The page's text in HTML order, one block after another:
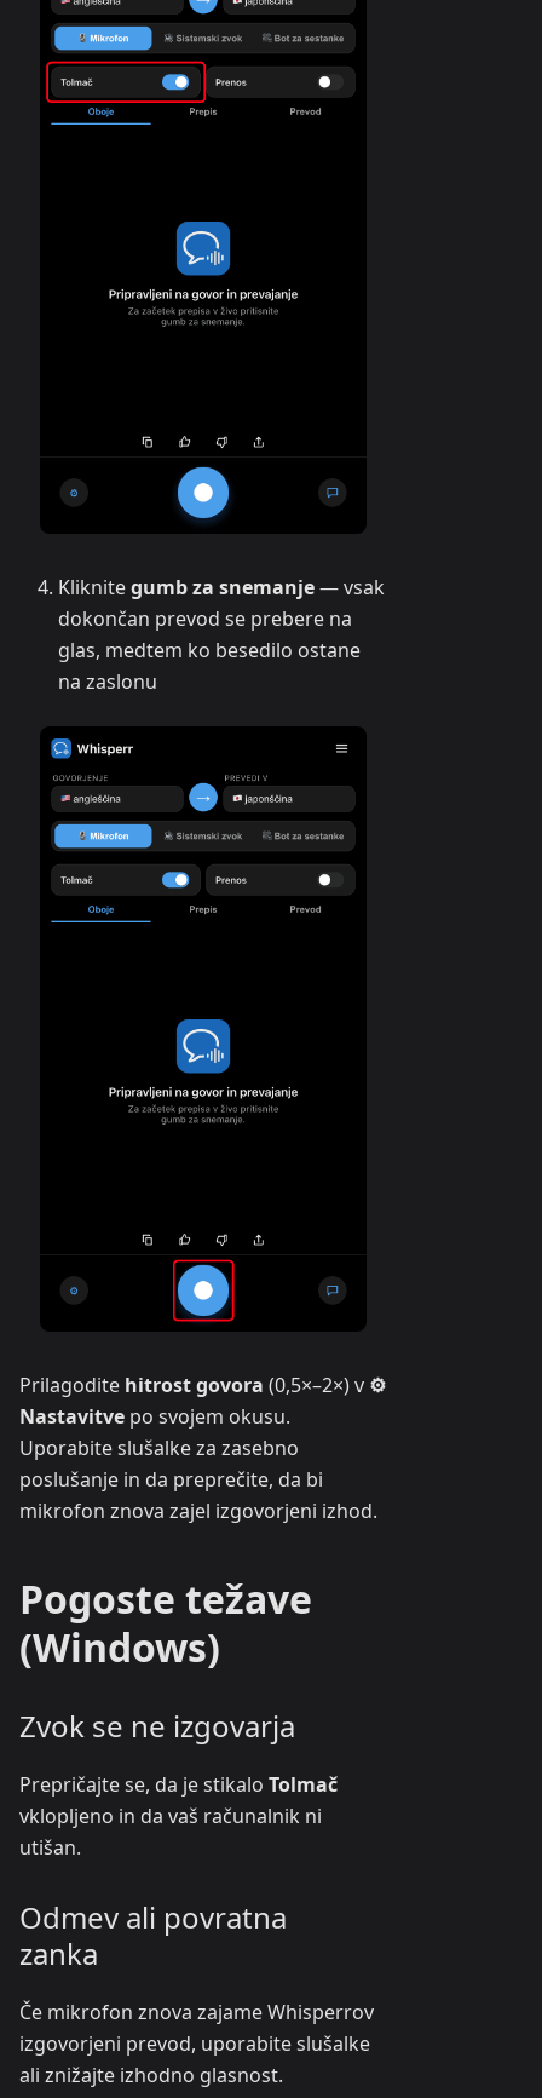
Kliknitegumb za snemanje— vsak
dokončan prevod se prebere na
glas, medtem ko besedilo ostane
na zaslonu
Prilagodite hitrost govora (0,5×–2×) v ⚙
Nastavitve po svojem okusu.
Uporabite slušalke za zasebno
poslušanje in da preprečite, da bi
mikrofon znova zajel izgovorjeni izhod.
Pogoste težave
(Windows)
Zvok se ne izgovarja
Prepričajte se, da je stikalo Tolmač
vklopljeno in da vaš računalnik ni
utišan.
Odmev ali povratna
zanka
Če mikrofon znova zajame Whisperrov
izgovorjeni prevod, uporabite slušalke
ali znižajte izhodno glasnost.